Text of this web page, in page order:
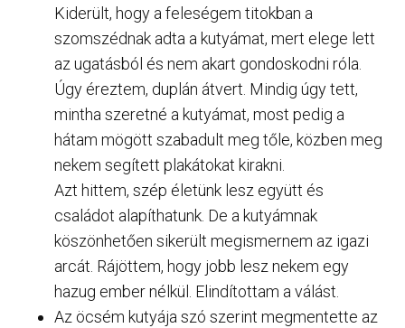
Kiderült, hogy a feleségem titokban a
szomszédnak adta a kutyámat, mert elege lett
az ugatásból és nem akart gondoskodni róla.
Úgy éreztem, duplán átvert. Mindig úgy tett,
mintha szeretné a kutyámat, most pedig a
hátam mögött szabadult meg tőle, közben meg
nekem segített plakátokat kirakni.
Azt hittem, szép életünk lesz együtt és
családot alapíthatunk. De a kutyámnak
köszönhetően sikerült megismernem az igazi
arcát. Rájöttem, hogy jobb lesz nekem egy
hazug ember nélkül. Elindítottam a válást.
Az öcsém kutyája szó szerint megmentette az